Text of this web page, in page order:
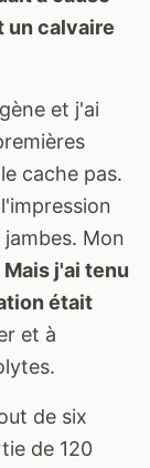
un calvaire
et j'ai
cache pas.
Mon
Mais j'ai tenu
était
et à
de six
de 120